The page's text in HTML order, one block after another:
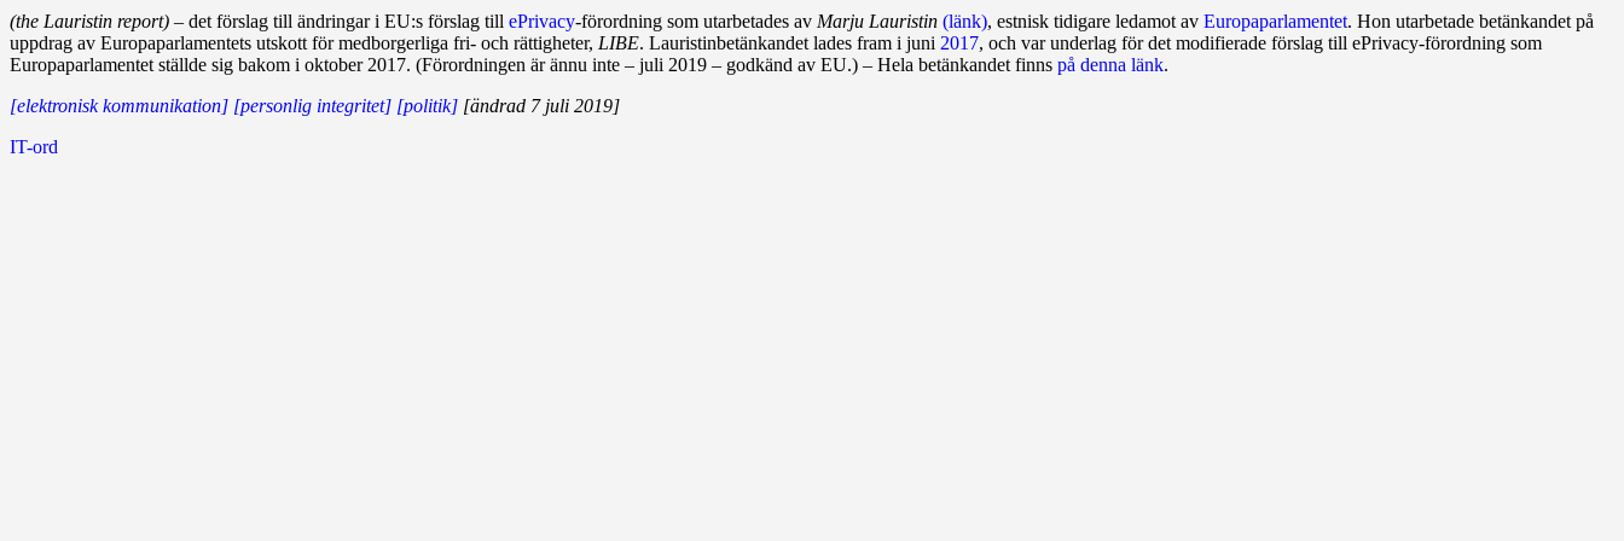
(the Lauristin report) – det förslag till ändringar i EU:s förslag till ePrivacy‑förordning som utarbetades av Marju Lauristin (länk), estnisk tidigare ledamot av Europaparlamentet. Hon utarbetade betänkandet på
uppdrag av Europaparlamentets utskott för medborgerliga fri- och rättigheter, LIBE. Lauristinbetänkandet lades fram i juni 2017, och var underlag för det modifierade förslag till ePrivacy‑förordning som
Europaparlamentet ställde sig bakom i oktober 2017. (Förordningen är ännu inte – juli 2019 – godkänd av EU.) – Hela betänkandet finns på denna länk.
[elektronisk kommunikation] [personlig integritet] [politik] [ändrad 7 juli 2019]
IT-ord